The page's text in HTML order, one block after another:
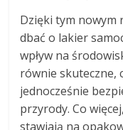
Dzięki tym nowym
dbać o lakier
wpływ na
równie skuteczne,
jednocześnie
przyrody. Co
stawiają na